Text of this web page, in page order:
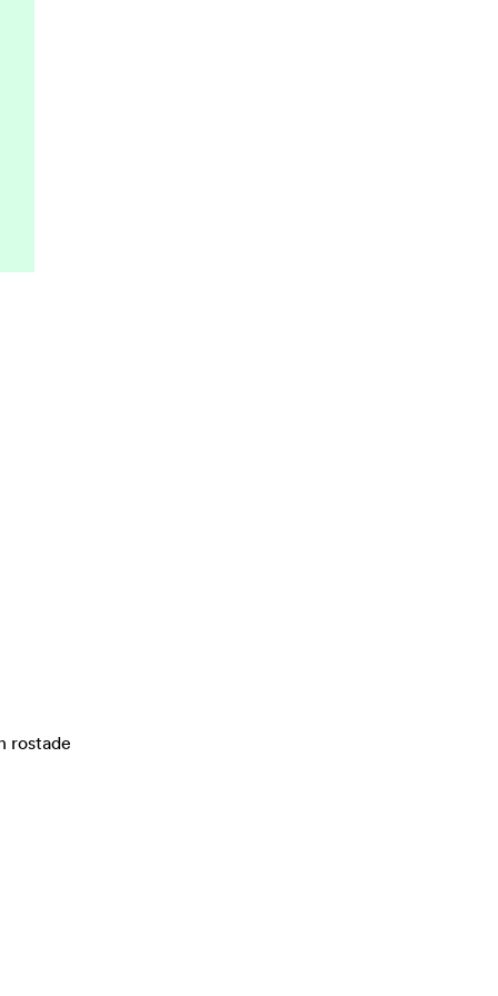
rostade